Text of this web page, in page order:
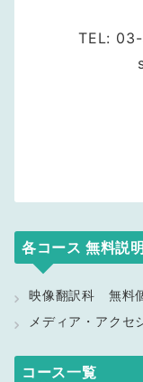
TEL:
各コース 無料説
映像翻訳科 無料
メディア・アク
コース一覧